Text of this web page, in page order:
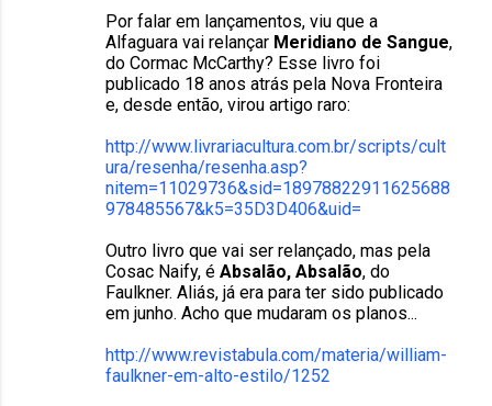
Por falar em lançamentos, viu que a
Alfaguara vai relançar Meridiano de Sangue,
do Cormac McCarthy? Esse livro foi
publicado 18 anos atrás pela Nova Fronteira
e, desde então, virou artigo raro:
http://www.livrariacultura.com.br/scripts/cult
ura/resenha/resenha.asp?
nitem=11029736&sid=18978822911625688
978485567&k5=35D3D406&uid=
Outro livro que vai ser relançado, mas pela
Cosac Naify, é Absalão, Absalão, do
Faulkner. Aliás, já era para ter sido publicado
em junho. Acho que mudaram os planos...
http://www.revistabula.com/materia/william-
faulkner-em-alto-estilo/1252